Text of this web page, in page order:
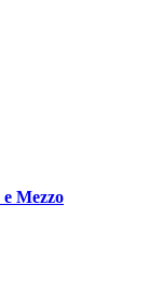
Mezzo